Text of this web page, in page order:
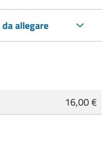
allegare
16,00 €